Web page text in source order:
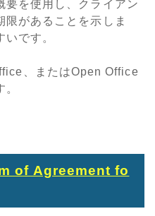
要を使用し、クライアン
限があることを示しま
です。
、またはOpen Office
of Agreement fo